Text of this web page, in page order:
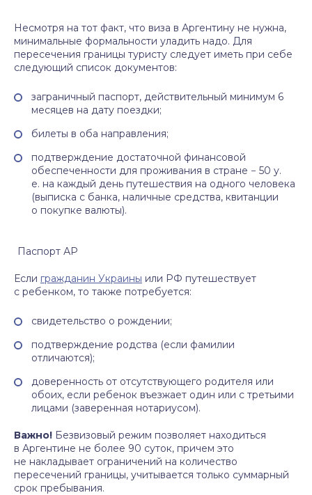
Несмотря на тот факт, что виза в Аргентину не нужна,
минимальные формальности уладить надо. Для
пересечения границы туристу следует иметь при себе
следующий список документов:
заграничный паспорт, действительный минимум 6
месяцев на дату поездки;
билеты в оба направления;
подтверждение достаточной финансовой
обеспеченности для проживания в стране − 50 у.
е. на каждый день путешествия на одного человека
(выписка с банка, наличные средства, квитанции
о покупке валюты).
Паспорт АР
Если гражданин Украины или РФ путешествует
с ребенком, то также потребуется:
свидетельство о рождении;
подтверждение родства (если фамилии
отличаются);
доверенность от отсутствующего родителя или
обоих, если ребенок въезжает один или с третьими
лицами (заверенная нотариусом).
Важно! Безвизовый режим позволяет находиться
в Аргентине не более 90 суток, причем это
не накладывает ограничений на количество
пересечений границы, учитывается только суммарный
срок пребывания.